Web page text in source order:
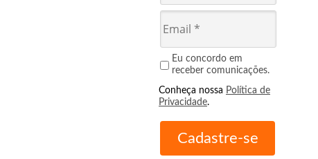
Eu concordo em
receber comunicações.
Conheça nossa Política de
Privacidade.